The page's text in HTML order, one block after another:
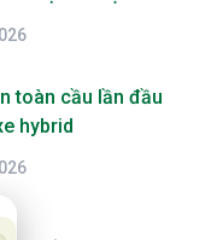
toàn cầu lần đầu
hybrid
Ty Chứng Khoán Phú